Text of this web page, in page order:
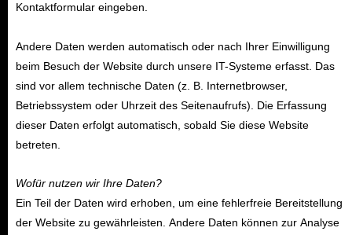
Kontaktformular eingeben.
Andere Daten werden automatisch oder nach Ihrer Einwilligung
beim Besuch der Website durch unsere IT-Systeme erfasst. Das
sind vor allem technische Daten (z. B. Internetbrowser,
Betriebssystem oder Uhrzeit des Seitenaufrufs). Die Erfassung
dieser Daten erfolgt automatisch, sobald Sie diese Website
betreten.
Wofür nutzen wir Ihre Daten?
Ein Teil der Daten wird erhoben, um eine fehlerfreie Bereitstellung
der Website zu gewährleisten. Andere Daten können zur Analyse